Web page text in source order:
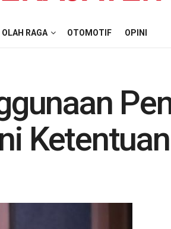
OLAH RAGA OTOMOTIF OPINI